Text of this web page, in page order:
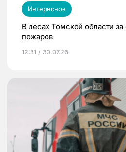
Интересное
В лесах Томской области за
пожаров
12:31 / 30.07.26